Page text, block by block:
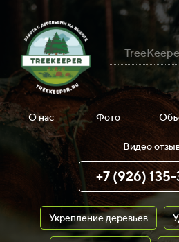
О нас Фото
Видео
+7 (926)
Укрепление деревьев